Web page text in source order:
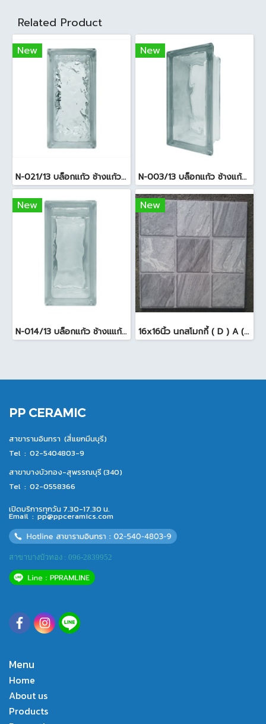
Related Product
New
N-021/13 บล็อกแก้ว ช้างแก้ว WOW แก้วประดับฟ้า ( 24X11.5X8cm )
New
N-003/13 บล็อกแก้ว ช้างแก้ว WOW พริ้วแก้ว ( 24x11.5x8cm )
New
N-014/13 บล็อกแก้ว ช้างแแก้ว WOW หยาดเพชร ( 24x11.5x8 cm.)
New
16x16นิ้ว นกสโมกกี้ ( D ) A (Pack6)
PP CERAMIC
สาขารามอินทรา (สี่แยกมีนบุรี)
Tel : 02-5404803-9
สาขาบางบัวทอง-สุพรรณบุรี (340)
Tel : 02-0558366
เปิดบริการทุกวัน 7.30-17.30 น.
Email : pp@ppceramics.com
สาขาบางบัวทอง : 096-2839952
Menu
Home
About us
Products